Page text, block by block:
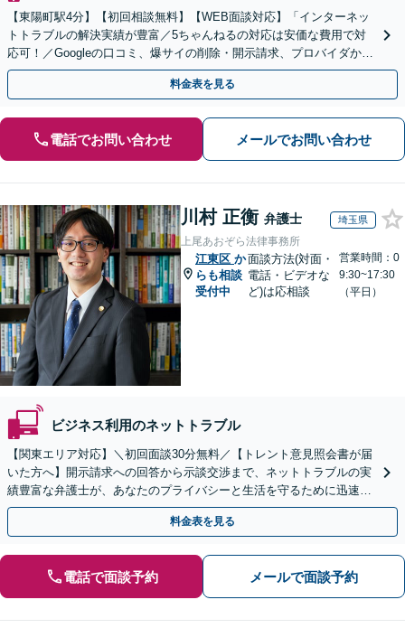
【東陽町駅4分】【初回相談無料】【WEB面談対応】「インターネッ
トトラブルの解決実績が豊富／5ちゃんねるの対応は安価な費用で対
応可！／Googleの口コミ、爆サイの削除・開示請求、プロバイダから
の発信者情報開示に係る意見照会書の対応など
料金表を見る
電話でお問い合わせ メールでお問い合わせ
川村 正衡 弁護士 埼玉県
上尾あおぞら法律事務所
江東区 か
らも相談
受付中
面談方法(対面・
電話・ビデオな
ど)は応相談
営業時間：0
9:30~17:30
（平日）
ビジネス利用のネットトラブル
【関東エリア対応】＼初回面談30分無料／【トレント意見照会書が届
いた方へ】開示請求への回答から示談交渉まで、ネットトラブルの実
績豊富な弁護士が、あなたのプライバシーと生活を守るために迅速に
対応します【セミナー実績多数】【休日・夜間相談OK】
料金表を見る
電話で面談予約 メールで面談予約